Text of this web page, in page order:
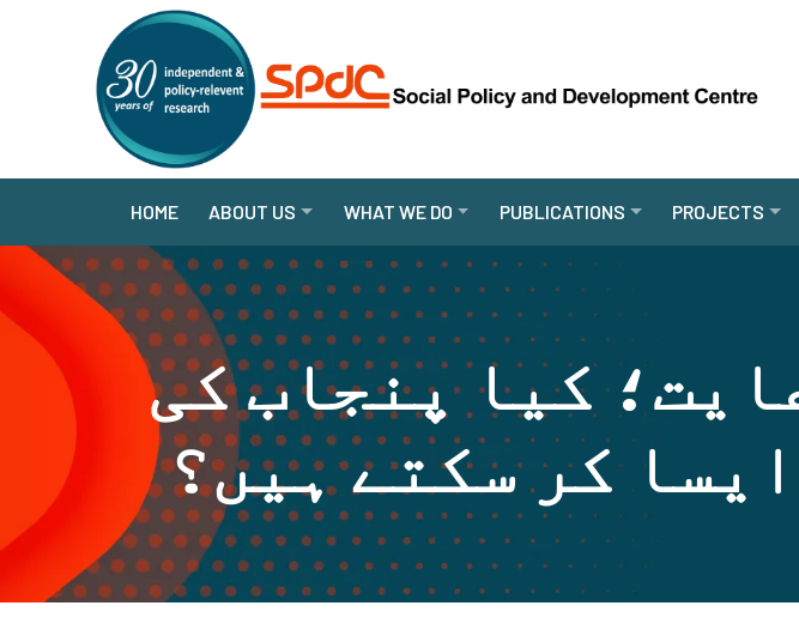
HOME ABOUT US WHAT WE DO PUBLICATIONS PROJECTS
کیا پنجاب کی
کر سکتے ہیں؟